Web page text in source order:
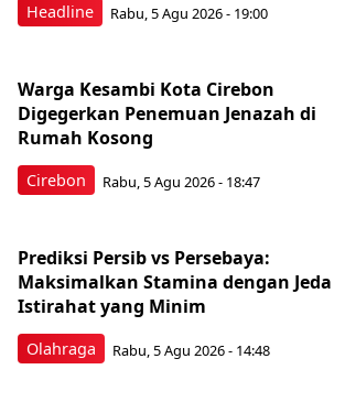
Headline Rabu, 5 Agu 2026 - 19:00
Cirebon
Warga Kesambi Kota Cirebon
Digegerkan Penemuan Jenazah di
Rumah Kosong
Rabu, 5 Agu 2026 - 18:47
Olahraga
Prediksi Persib vs Persebaya:
Maksimalkan Stamina dengan Jeda
Istirahat yang Minim
Rabu, 5 Agu 2026 - 14:48